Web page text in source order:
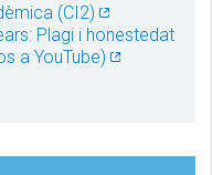
(CI2)
Plagi i honestedat
a YouTube)